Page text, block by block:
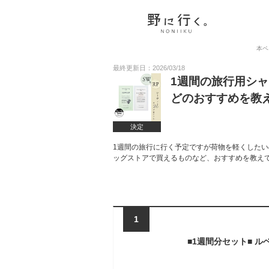
本
最終更新日：2026/03/18
決定
1週間の旅行用シ
どのおすすめを教
1週間の旅行に行く予定ですが荷物を軽くした
ッグストアで買えるものなど、おすすめを教
1